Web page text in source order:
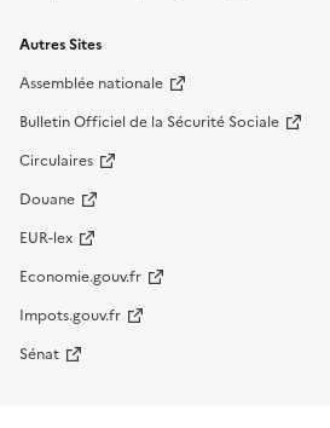
Autres Sites
Assemblée nationale
Bulletin Officiel de la Sécurité Sociale
Circulaires
Douane
EUR-lex
Economie.gouv.fr
Impots.gouv.fr
Sénat